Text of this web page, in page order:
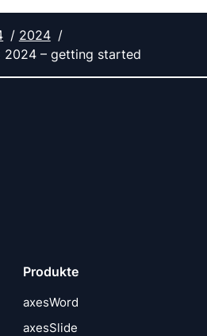
2024
2024 – getting started
Produkte
axesWord
axesSlide